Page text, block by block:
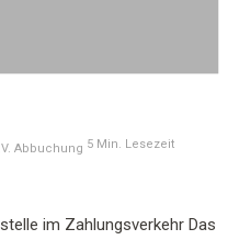
5 Min. Lesezeit
im Zahlungsverkehr Das